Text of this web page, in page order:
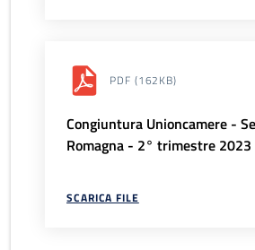
PDF (162KB)
Congiuntura Unioncamere -
Romagna - 2° trimestre 2023
SCARICA FILE